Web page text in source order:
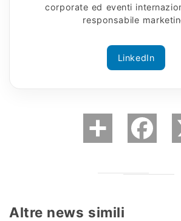
corporate ed eventi
responsabile
LinkedIn
Altre news simili